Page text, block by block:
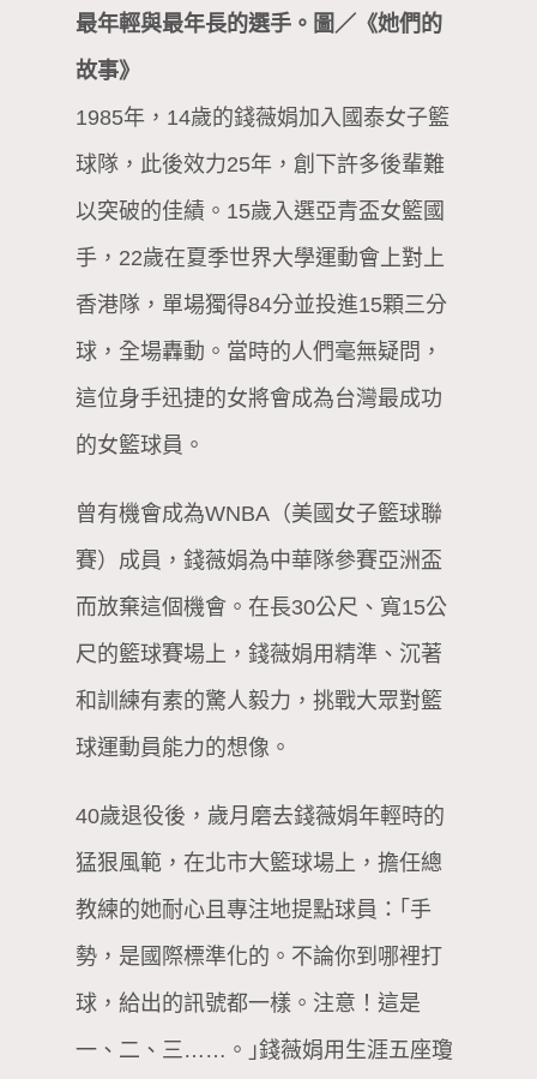
最年輕與最年長的選手。圖／《她們的
故事》
1985年，14歲的錢薇娟加入國泰女子籃
球隊，此後效力25年，創下許多後輩難
以突破的佳績。15歲入選亞青盃女籃國
手，22歲在夏季世界大學運動會上對上
香港隊，單場獨得84分並投進15顆三分
球，全場轟動。當時的人們毫無疑問，
這位身手迅捷的女將會成為台灣最成功
的女籃球員。
曾有機會成為WNBA（美國女子籃球聯
賽）成員，錢薇娟為中華隊參賽亞洲盃
而放棄這個機會。在長30公尺、寬15公
尺的籃球賽場上，錢薇娟用精準、沉著
和訓練有素的驚人毅力，挑戰大眾對籃
球運動員能力的想像。
40歲退役後，歲月磨去錢薇娟年輕時的
猛狠風範，在北市大籃球場上，擔任總
教練的她耐心且專注地提點球員：｢手
勢，是國際標準化的。不論你到哪裡打
球，給出的訊號都一樣。注意！這是
一、二、三……。｣錢薇娟用生涯五座瓊